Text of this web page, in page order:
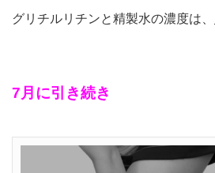
グリチルリチンと精製水の濃度は、
7月に引き続き